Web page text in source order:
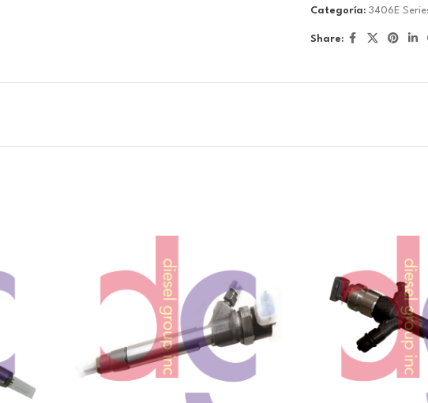
Categoría: 3406E
Share: